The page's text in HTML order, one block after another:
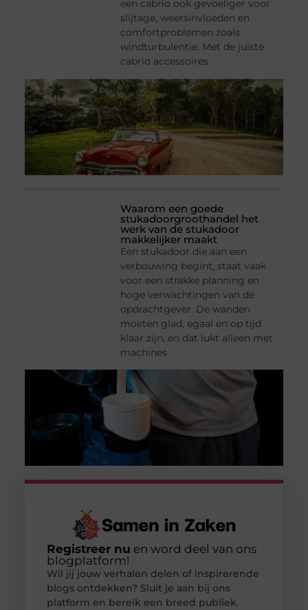
een cabrio ook gevoeliger voor
slijtage, weersinvloeden en
comfortproblemen zoals
windturbulentie. Met de juiste
cabrio accessoires
Waarom een goede
stukadoorgroothandel het
werk van de stukadoor
makkelijker maakt
Een stukadoor die aan een
verbouwing begint, staat vaak
voor een strakke planning en
hoge verwachtingen van de
opdrachtgever. De wanden
moeten glad, egaal en op tijd
klaar zijn, en dat lukt alleen met
machines
Registreer nu en word deel van ons
blogplatform!
Wil jij jouw verhalen delen of inspirerende
blogs ontdekken? Sluit je aan bij ons
platform en bereik een breed publiek.